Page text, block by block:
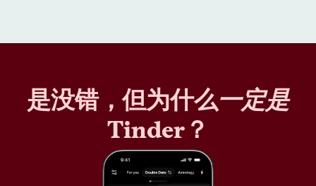
是没错，但为什么一定是
Tinder？